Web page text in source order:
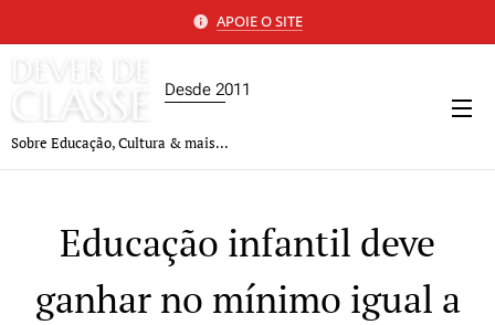
APOIE O SITE
Desde 2011
Sobre Educação, Cultura & mais...
Educação infantil deve
ganhar no mínimo igual a